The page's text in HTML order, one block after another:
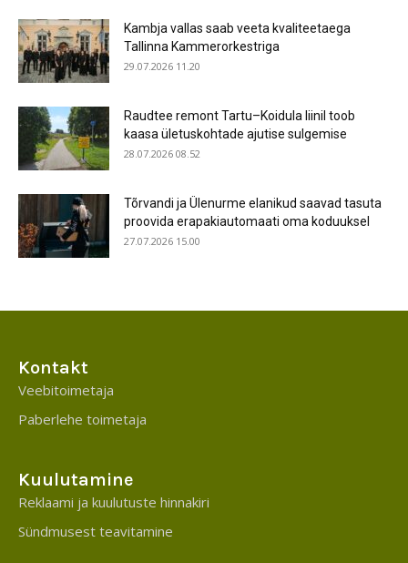
Kambja vallas saab veeta kvaliteetaega
Tallinna Kammerorkestriga
29.07.2026 11.20
Raudtee remont Tartu–Koidula liinil toob
kaasa ületuskohtade ajutise sulgemise
28.07.2026 08.52
Tõrvandi ja Ülenurme elanikud saavad tasuta
proovida erapakiautomaati oma koduuksel
27.07.2026 15.00
Kontakt
Veebitoimetaja
Paberlehe toimetaja
Kuulutamine
Reklaami ja kuulutuste hinnakiri
Sündmusest teavitamine